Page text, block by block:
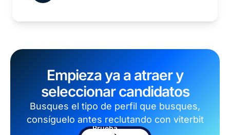
Empieza ya a atraer y
seleccionar candidatos
Busques el tipo de perfil que busques,
consíguelo antes reclutando con viterbit
Prueba